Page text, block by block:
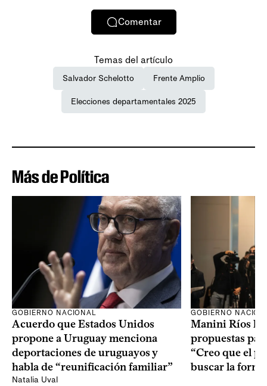
Comentar
Temas del artículo
Salvador Schelotto Frente Amplio
Elecciones departamentales 2025
Más de Política
GOBIERNO NACIONAL
Acuerdo que Estados Unidos
propone a Uruguay menciona
deportaciones de uruguayos y
habla de “reunificación familiar”
Natalia Uval
GOBIERNO
Manini Ríos le
propuestas
“Creo que el
buscar la